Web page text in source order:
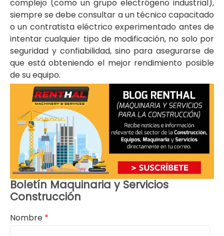
complejo (como un grupo electrógeno industrial),
siempre se debe consultar a un técnico capacitado
o un contratista eléctrico experimentado antes de
intentar cualquier tipo de modificación, no solo por
seguridad y confiabilidad, sino para asegurarse de
que está obteniendo el mejor rendimiento posible
de su equipo.
Boletín Maquinaria y Servicios
Construcción
Nombre *